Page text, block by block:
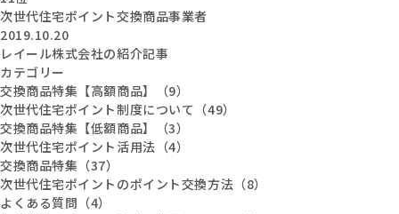
次世代住宅ポイント交換商品事業者
2019.10.20
レイール株式会社の紹介記事
カテゴリー
交換商品特集【高額商品】（9）
次世代住宅ポイント制度について（49）
交換商品特集【低額商品】（3）
次世代住宅ポイント活用法（4）
交換商品特集（37）
次世代住宅ポイントのポイント交換方法（8）
よくある質問（4）